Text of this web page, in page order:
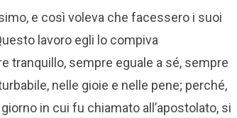
e così voleva che facessero i suoi
lavoro egli lo compiva
tranquillo, sempre eguale a sé, sempre
nelle gioie e nelle pene; perché,
in cui fu chiamato all’apostolato, si